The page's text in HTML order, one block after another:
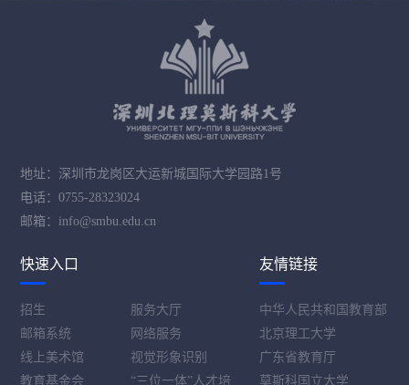
地址：深圳市龙岗区大运新城国际大学园路1号
电话：0755-28323024
邮箱：info@smbu.edu.cn
快速入口
招生
服务大厅
邮箱系统
网络服务
线上美术馆
视觉形象识别
教育基金会
“三位一体”人才培
友情链接
中华人民共和国教育部
北京理工大学
广东省教育厅
莫斯科国立大学